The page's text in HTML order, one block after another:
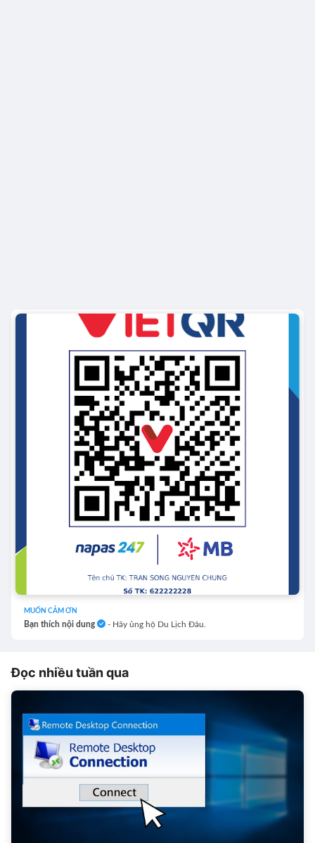
MUỐN CẢM ƠN
Bạn thích nội dung - Hãy ủng hộ Du Lịch Đâu.
Đọc nhiều tuần qua